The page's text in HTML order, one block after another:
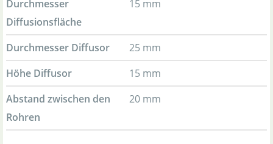
Durchmesser
Diffusionsfläche
15 mm
Durchmesser Diffusor
25 mm
Höhe Diffusor
15 mm
Abstand zwischen den
Rohren
20 mm